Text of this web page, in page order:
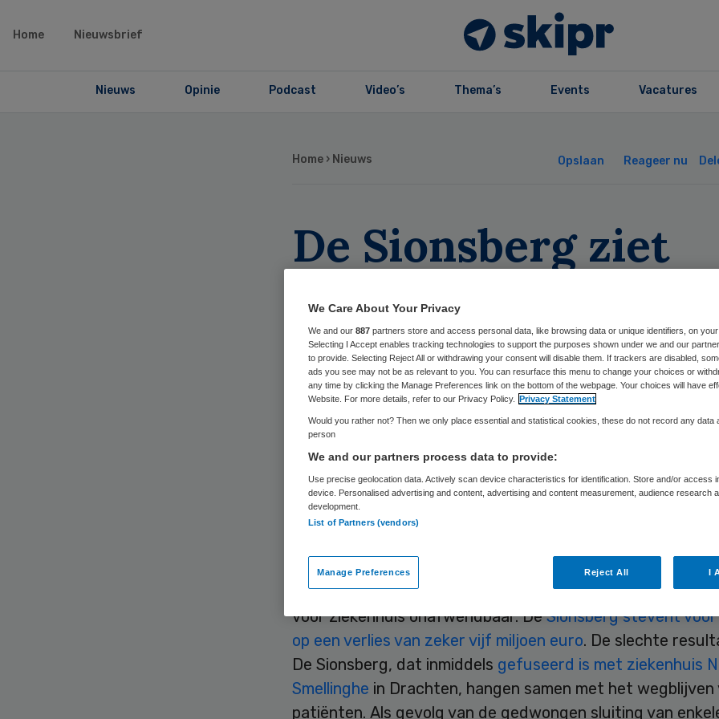
Home Nieuwsbrief
Nieuws Opinie Podcast Video’s Thema’s Events Vacatures
Home › Nieuws Opslaan Reageer nu
De Sionsberg ziet
patiëntstroom weer
toenemen
Ziekenhuis De Sionsberg in Dokkum ziet de
gestaag toenemen. De cardiologen zagen 25 procent meer
patiënten, de chirurgen 15 procent. Dat zegt Martijn
voorzitter van de medische staf, in het Friesch Dagblad.
Ondanks de toename van het aantal patiënten is een
voor ziekenhuis onafwendbaar. DeSionsberg stevent
op een verlies van zeker vijf miljoen euro. De slechte
De Sionsberg, dat inmiddels gefuseerd is met ziekenhuis
Smellinghe in Drachten, hangen samen met het wegblijven
patiënten. Als gevolg van de gedwongen sluiting van
We Care About Your Privacy
We and our 887 partners store and access personal data, like browsing data or unique identifiers, on your
Selecting I Accept enables tracking technologies to support the purposes shown under we and our
to provide. Selecting Reject All or withdrawing your consent will disable them. If trackers are disabled,
ads you see may not be as relevant to you. You can resurface this menu to change your choices or
any time by clicking the Manage Preferences link on the bottom of the webpage. Your choices will have
Website. For more details, refer to our Privacy Policy. Privacy Statement
Would you rather not? Then we only place essential and statistical cookies, these do not record any data
person
We and our partners process data to provide:
Use precise geolocation data. Actively scan device characteristics for identification. Store and/or access
device. Personalised advertising and content, advertising and content measurement, audience research
development.
List of Partners (vendors)
Manage Preferences Reject All I